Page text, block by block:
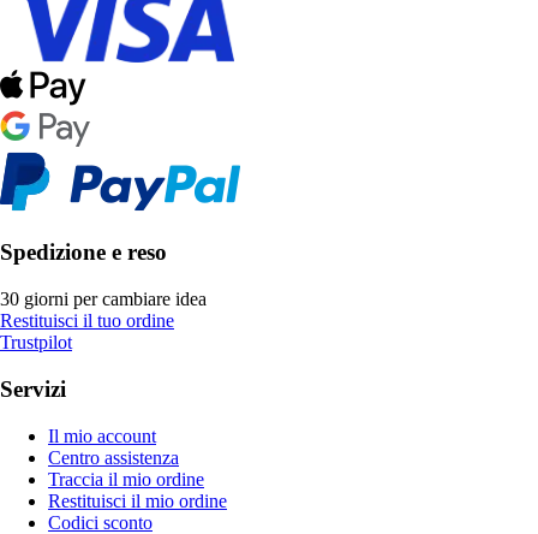
Spedizione e reso
30 giorni per cambiare idea
Restituisci il tuo ordine
Trustpilot
Servizi
Il mio account
Centro assistenza
Traccia il mio ordine
Restituisci il mio ordine
Codici sconto